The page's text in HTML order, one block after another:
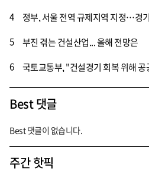
4
정부, 서울 전역 규제지역 지정…경
5
부진 겪는 건설산업... 올해 전망은
6
Best 댓글
Best 댓글이 없습니다.
주간 핫픽